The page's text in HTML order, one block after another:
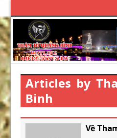
Articles by
Binh
Về